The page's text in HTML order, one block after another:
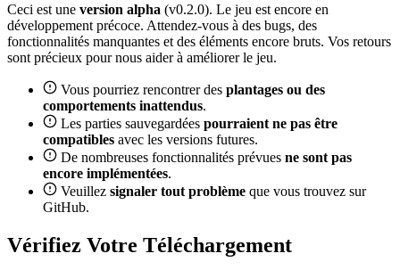
Ceci est une version alpha (v0.2.0). Le jeu est encore en
développement précoce. Attendez-vous à des bugs, des
fonctionnalités manquantes et des éléments encore bruts. Vos retours
sont précieux pour nous aider à améliorer le jeu.
Vous pourriez rencontrer des plantages ou des
comportements inattendus.
Les parties sauvegardées pourraient ne pas être
compatibles avec les versions futures.
De nombreuses fonctionnalités prévues ne sont pas
encore implémentées.
Veuillez signaler tout problème que vous trouvez sur
GitHub.
Vérifiez Votre Téléchargement